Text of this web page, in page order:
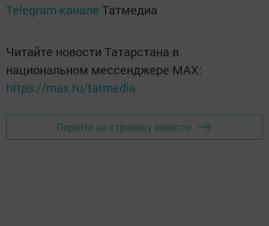
Telegram-канале Татмедиа
Читайте новости Татарстана в
национальном мессенджере MАХ:
https://max.ru/tatmedia
Перейти на страницу новости